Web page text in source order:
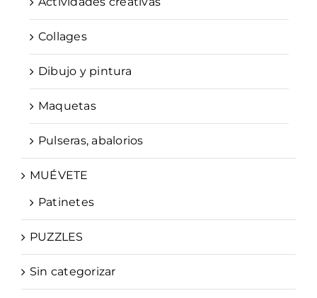
Collages
Dibujo y pintura
Maquetas
Pulseras, abalorios
MUÉVETE
Patinetes
PUZZLES
Sin categorizar